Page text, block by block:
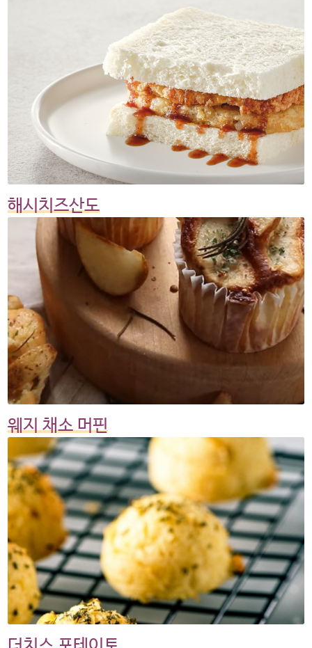
해시치즈산도
웨지 채소 머핀